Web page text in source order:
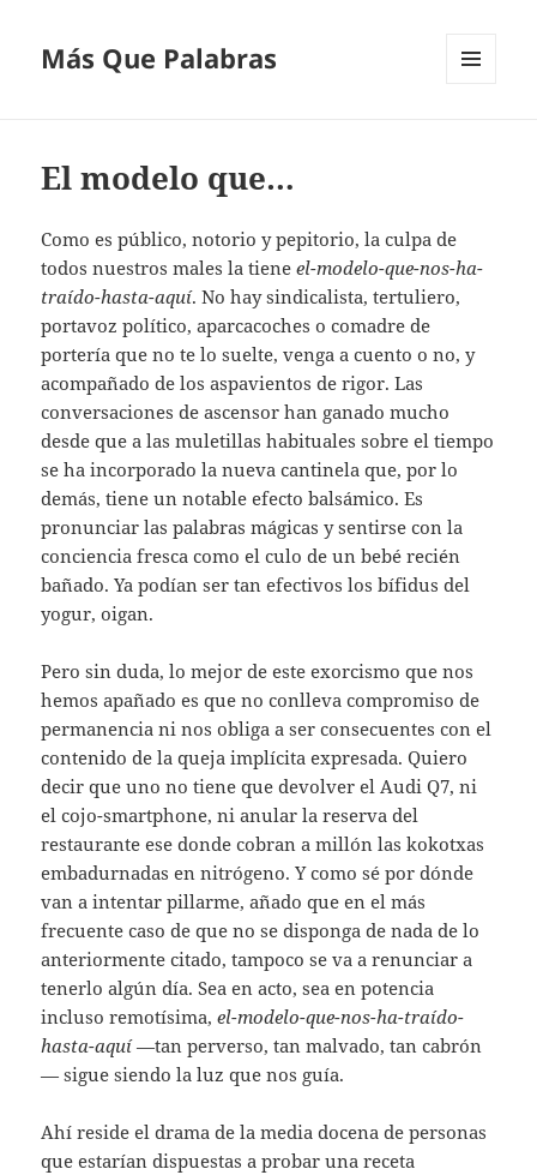
Más Que Palabras
El modelo que…
Como es público, notorio y pepitorio, la culpa de
todos nuestros males la tieneel-modelo-que-nos-ha-
traído-hasta-aquí. No hay sindicalista, tertuliero,
portavoz político, aparcacoches o comadre de
portería que no te lo suelte, venga a cuento o no, y
acompañado de los aspavientos de rigor. Las
conversaciones de ascensor han ganado mucho
desde que a las muletillas habituales sobre el tiempo
se ha incorporado la nueva cantinela que, por lo
demás, tiene un notable efecto balsámico. Es
pronunciar las palabras mágicas y sentirse con la
conciencia fresca como el culo de un bebé recién
bañado. Ya podían ser tan efectivos los bífidus del
yogur, oigan.
Pero sin duda, lo mejor de este exorcismo que nos
hemos apañado es que no conlleva compromiso de
permanencia ni nos obliga a ser consecuentes con el
contenido de la queja implícita expresada. Quiero
decir que uno no tiene que devolver el Audi Q7, ni
el cojo-smartphone, ni anular la reserva del
restaurante ese donde cobran a millón las kokotxas
embadurnadas en nitrógeno. Y como sé por dónde
van a intentar pillarme, añado que en el más
frecuente caso de que no se disponga de nada de lo
anteriormente citado, tampoco se va a renunciar a
tenerlo algún día. Sea en acto, sea en potencia
incluso remotísima,el-modelo-que-nos-ha-traído-
hasta-aquí—tan perverso, tan malvado, tan cabrón
— sigue siendo la luz que nos guía.
Ahí reside el drama de la media docena de personas
que estarían dispuestas a probar una receta